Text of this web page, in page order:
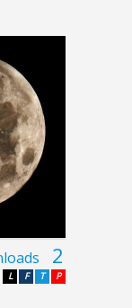
2
P
T
F
L